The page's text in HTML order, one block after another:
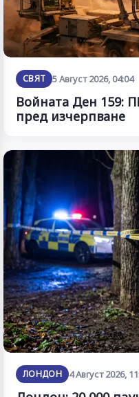
СВЯТ 5 Август 2026, 04:04
Войната Ден 159:
пред изчерпване
ЛОНДОН 4 Август 2026,